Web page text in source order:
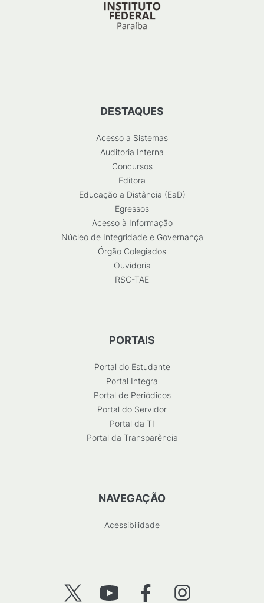
DESTAQUES
Acesso a Sistemas
Auditoria Interna
Concursos
Editora
Educação a Distância (EaD)
Egressos
Acesso à Informação
Núcleo de Integridade e Governança
Órgão Colegiados
Ouvidoria
RSC-TAE
PORTAIS
Portal do Estudante
Portal Integra
Portal de Periódicos
Portal do Servidor
Portal da TI
Portal da Transparência
NAVEGAÇÃO
Acessibilidade